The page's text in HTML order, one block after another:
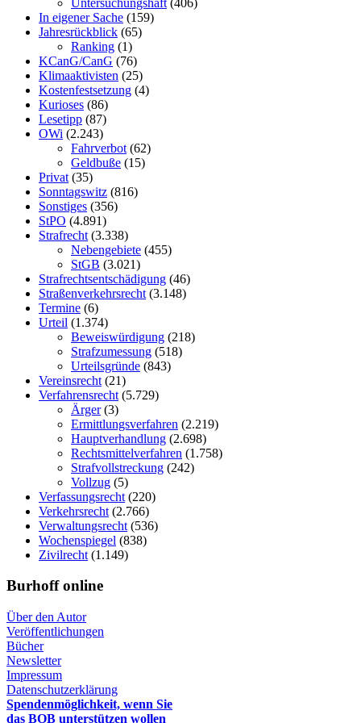
In eigener Sache (159)
Jahresrückblick (65)
Ranking (1)
KCanG/CanG (76)
Klimaaktivisten (25)
Kostenfestsetzung (4)
Kurioses (86)
Lesetipp (87)
OWi (2.243)
Fahrverbot (62)
Geldbuße (15)
Privat (35)
Sonntagswitz (816)
Sonstiges (356)
StPO (4.891)
Strafrecht (3.338)
Nebengebiete (455)
StGB (3.021)
Strafrechtsentschädigung (46)
Straßenverkehrsrecht (3.148)
Termine (6)
Urteil (1.374)
Beweiswürdigung (218)
Strafzumessung (518)
Urteilsgründe (843)
Vereinsrecht (21)
Verfahrensrecht (5.729)
Ärger(3)
Ermittlungsverfahren (2.219)
Hauptverhandlung (2.698)
Rechtsmittelverfahren (1.758)
Strafvollstreckung (242)
Vollzug (5)
Verfassungsrecht (220)
Verkehrsrecht (2.766)
Verwaltungsrecht (536)
Wochenspiegel (838)
Zivilrecht (1.149)
Burhoff online
Über den Autor
Veröffentlichungen
Bücher
Newsletter
Impressum
Datenschutzerklärung
Spendenmöglichkeit, wenn Sie
das BOB unterstützen wollen